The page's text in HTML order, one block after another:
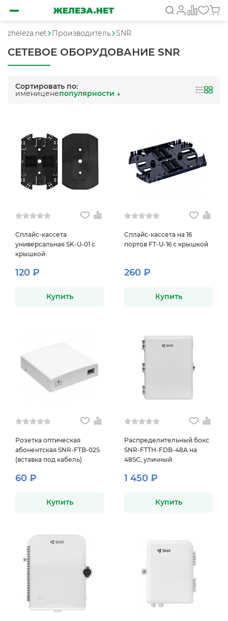
zheleza.net Производитель SNR
СЕТЕВОЕ ОБОРУДОВАНИЕ SNR
Сортировать по:
имениценепопулярности ↓
Сплайс-кассета
универсальная SK-U-01 с
крышкой
120 ₽
Купить
Сплайс-кассета на 16
портов FT-U-16 с крышкой
260 ₽
Купить
Розетка оптическая
абонентская SNR-FTB-02S
(вставка под кабель)
60 ₽
Купить
Распределительный бокс
SNR-FTTH-FDB-48A на
48SC, уличный
1 450 ₽
Купить